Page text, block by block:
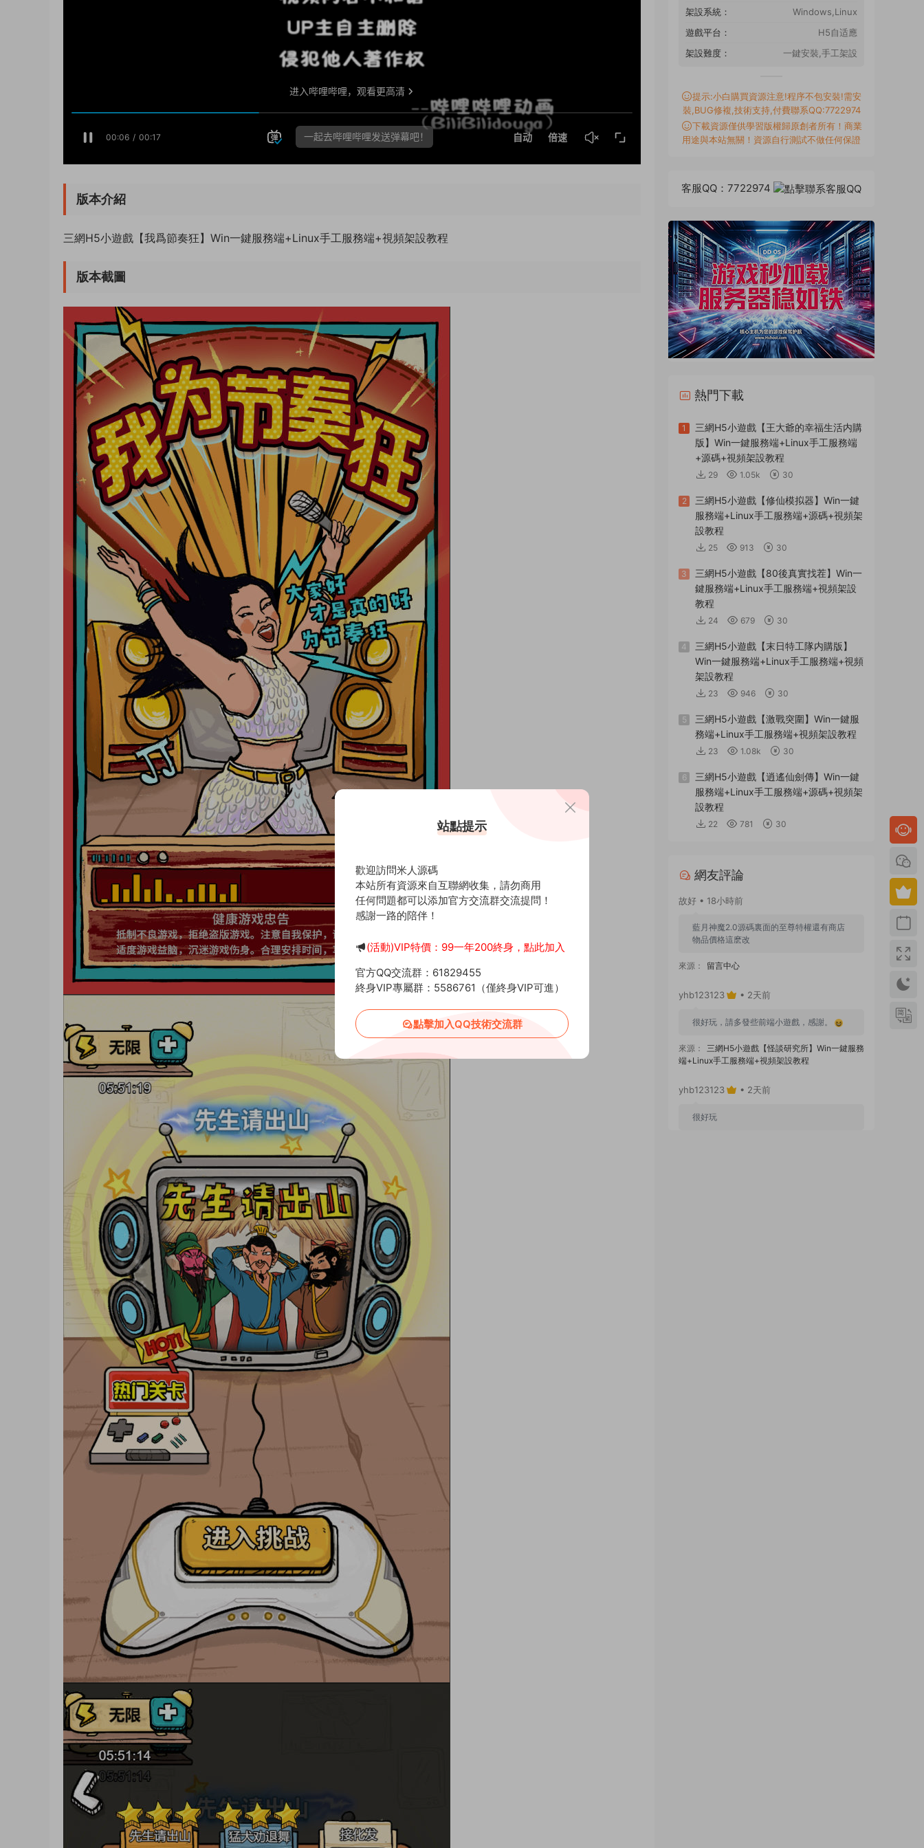
版本介紹
三網H5小遊戲【我爲節奏狂】Win一鍵服務端+Linux手工服務端+視頻架設教程
版本截圖
架設系統：
Windows,Linux
遊戲平台：
H5自适應
架設難度：
一鍵安裝,手工架設
提示:小白購買資源注意!程序不包安裝!需安
裝,BUG修複,技術支持,付費聯系QQ:7722974
下載資源僅供學習版權歸原創者所有！商業
用途與本站無關！資源自行測試不做任何保證
客服QQ：7722974
熱門下載
1
三網H5小遊戲【王大爺的幸福生活内購
版】Win一鍵服務端+Linux手工服務端
+源碼+視頻架設教程
29 1.05k 30
2
三網H5小遊戲【修仙模拟器】Win一鍵
服務端+Linux手工服務端+源碼+視頻架
設教程
25 913 30
3
三網H5小遊戲【80後真實找茬】Win一
鍵服務端+Linux手工服務端+視頻架設
教程
24 679 30
4
三網H5小遊戲【末日特工隊内購版】
Win一鍵服務端+Linux手工服務端+視頻
架設教程
23 946 30
5
三網H5小遊戲【激戰突圍】Win一鍵服
務端+Linux手工服務端+視頻架設教程
23 1.08k 30
6
三網H5小遊戲【逍遙仙劍傳】Win一鍵
服務端+Linux手工服務端+源碼+視頻架
設教程
22 781 30
網友評論
故好 • 18小時前
藍月神魔2.0源碼裏面的至尊特權還有商店
物品價格這麽改
來源： 留言中心
yhb123123 • 2天前
很好玩，請多發些前端小遊戲，感謝。
來源：
三網H5小遊戲【怪談研究所】Win一鍵服務
端+Linux手工服務端+視頻架設教程
yhb123123 • 2天前
很好玩
站點提示
歡迎訪問米人源碼
本站所有資源來自互聯網收集，請勿商用
任何問題都可以添加官方交流群交流提問！
感謝一路的陪伴！
(活動)VIP特價：99一年200終身，點此加入
官方QQ交流群：61829455
終身VIP專屬群：5586761（僅終身VIP可進）
點擊加入QQ技術交流群